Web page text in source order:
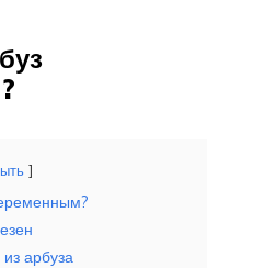
арбуза